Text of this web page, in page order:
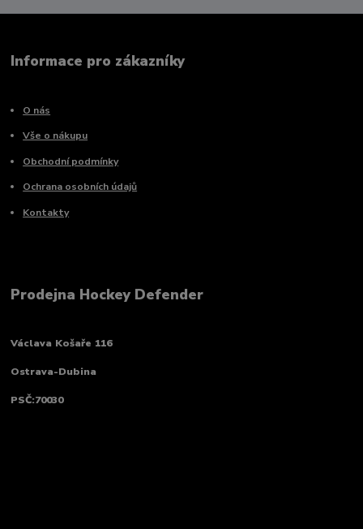
Informace pro zákazníky
O nás
Vše o nákupu
Obchodní podmínky
Ochrana osobních údajů
Kontakty
Prodejna Hockey Defender
Václava Košaře 116
Ostrava-Dubina
PSČ:70030